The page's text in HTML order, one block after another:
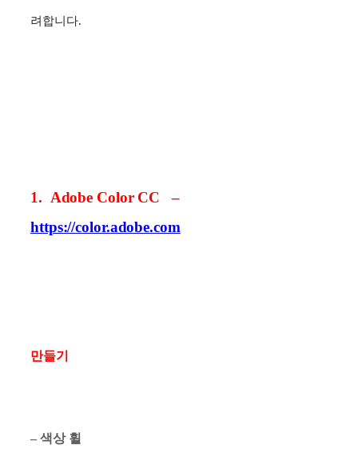
려 합니다.
1. Adobe Color CC–
https://color.adobe.com
만들기
– 색상 휠